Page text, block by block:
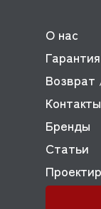
О нас
Гарантия
Контакты
Бренды
Статьи